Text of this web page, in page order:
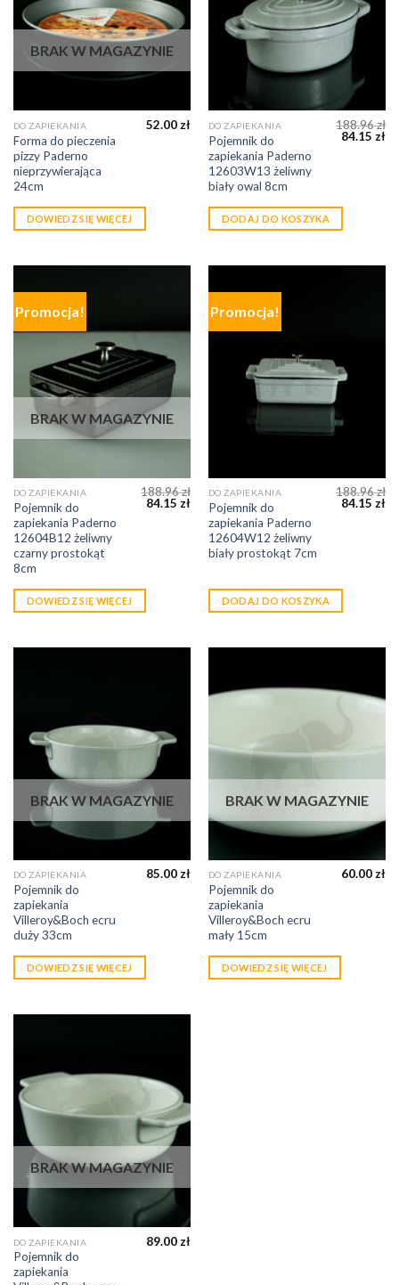
BRAK W MAGAZYNIE
DO ZAPIEKANIA
Forma do pieczenia
pizzy Paderno
nieprzywierająca
24cm
52.00 zł
DOWIEDZ SIĘ WIĘCEJ
DO ZAPIEKANIA
Pojemnik do
zapiekania Paderno
12603W13 żeliwny
biały owal 8cm
188.96zł
84.15 zł
DODAJ DO KOSZYKA
Promocja!
BRAK W MAGAZYNIE
DO ZAPIEKANIA
Pojemnik do
zapiekania Paderno
12604B12 żeliwny
czarny prostokąt
8cm
188.96zł
84.15 zł
DOWIEDZ SIĘ WIĘCEJ
Promocja!
DO ZAPIEKANIA
Pojemnik do
zapiekania Paderno
12604W12 żeliwny
biały prostokąt 7cm
188.96zł
84.15 zł
DODAJ DO KOSZYKA
BRAK W MAGAZYNIE
DO ZAPIEKANIA
Pojemnik do
zapiekania
Villeroy&Boch ecru
duży 33cm
85.00zł
DOWIEDZ SIĘ WIĘCEJ
BRAK W MAGAZYNIE
DO ZAPIEKANIA
Pojemnik do
zapiekania
Villeroy&Boch ecru
mały 15cm
60.00zł
DOWIEDZ SIĘ WIĘCEJ
BRAK W MAGAZYNIE
DO ZAPIEKANIA
Pojemnik do
zapiekania
89.00 zł